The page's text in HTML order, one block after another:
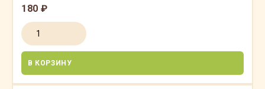
180 ₽
В КОРЗИНУ